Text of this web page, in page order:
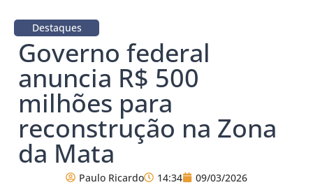
Destaques
Governo federal
anuncia R$ 500
milhões para
reconstrução na Zona
da Mata
Paulo Ricardo 14:34 09/03/2026